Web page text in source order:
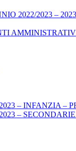
2022/2023 –
– INFANZIA –
–